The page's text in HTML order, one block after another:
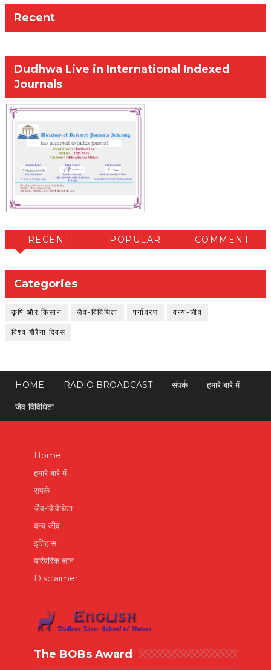
Recent
Dudhwa Live in International Indexed
Journals
RECENT POPULAR COMMENT
Categories
कृषि और किसान जैव-विविधिता पर्यावरण वन्य-जीव
विश्व गौरैया दिवस
HOME RADIO BROADCAST संपर्क
हमारे बारे में
जैव-विविधिता
Home
हमारे बारे में
संपर्क
जैव-विविधिता
वन्य जीव
इतिहास
पारंपरिक ज्ञान
Disclaimer
The BOBs Award